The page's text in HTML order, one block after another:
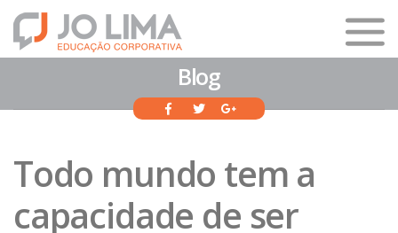
Blog
Todo mundo tem a
capacidade de ser